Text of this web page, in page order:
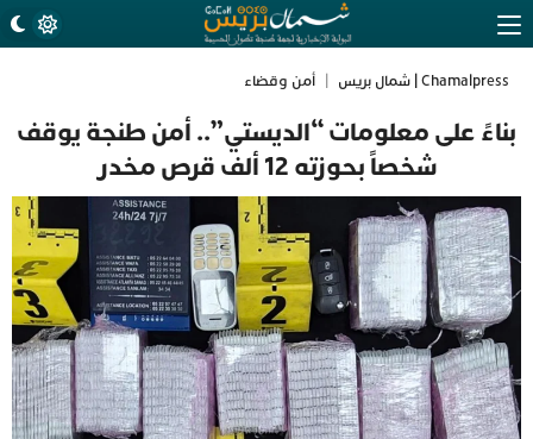
Chamalpress | شمال بريس أمن وقضاء
بناءً على معلومات “الديستي”.. أمن طنجة يوقف
شخصاً بحوزته 12 ألف قرص مخدر